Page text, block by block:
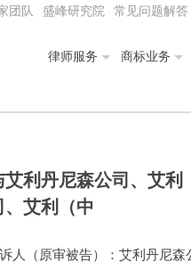
团队 盛峰研究院 常见问题解答
律师服务 商标业务
利丹尼森公司、艾利
艾利（中
人（原审被告）：艾利丹尼森